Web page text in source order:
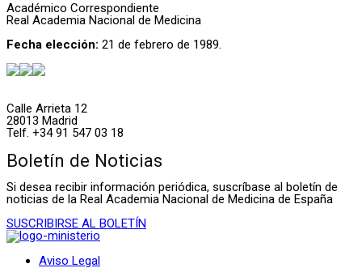
Académico Correspondiente
Real Academia Nacional de Medicina
Fecha elección: 21 de febrero de 1989.
Calle Arrieta 12
28013 Madrid
Telf. +34 91 547 03 18
Boletín de Noticias
Si desea recibir información periódica, suscríbase al boletín de
noticias de la Real Academia Nacional de Medicina de España
SUSCRIBIRSE AL BOLETÍN
Aviso Legal